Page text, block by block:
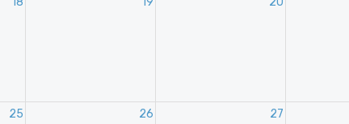
25 26 27